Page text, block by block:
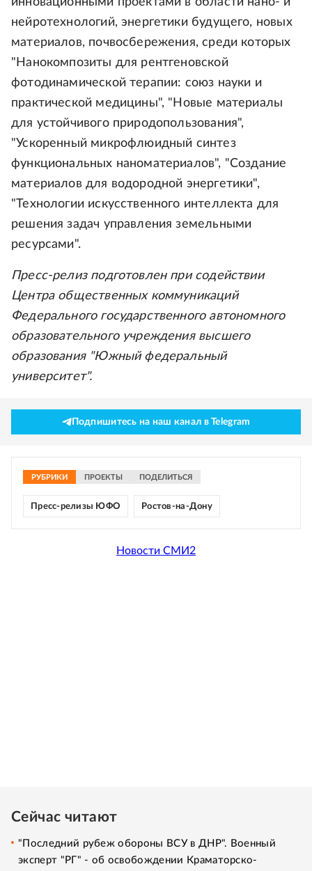
нейротехнологий, энергетики будущего, новых
материалов, почвосбережения, среди которых
"Нанокомпозиты для рентгеновской
фотодинамической терапии: союз науки и
практической медицины", "Новые материалы
для устойчивого природопользования",
"Ускоренный микрофлюидный синтез
функциональных наноматериалов", "Создание
материалов для водородной энергетики",
"Технологии искусственного интеллекта для
решения задач управления земельными
ресурсами".
Пресс-релиз подготовлен при содействии
Центра общественных коммуникаций
Федерального государственного автономного
образовательного учреждения высшего
образования "Южный федеральный
университет".
Подпишитесь на наш канал в Telegram
РУБРИКИ ПРОЕКТЫ ПОДЕЛИТЬСЯ
Пресс-релизы ЮФО Ростов-на-Дону
Новости СМИ2
Сейчас читают
"Последний рубеж обороны ВСУ в ДНР". Военный
эксперт "РГ" - об освобождении Краматорско-